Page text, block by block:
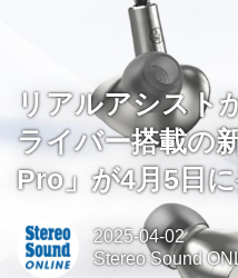
リアルアシスト
ライバー搭載の
Pro」が4月5日
2025-04-02
Stereo Sound